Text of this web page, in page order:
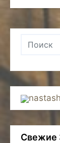
Свежие